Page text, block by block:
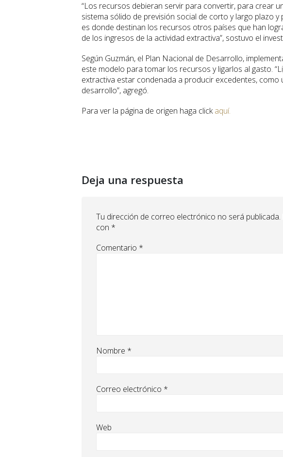
“Los recursos debieran servir para convertir, para crear
sistema sólido de previsión social de corto y largo plazo
es donde destinan los recursos otros países que han
de los ingresos de la actividad extractiva”, sostuvo el
Según Guzmán, el Plan Nacional de Desarrollo,
este modelo para tomar los recursos y ligarlos al gasto.
extractiva estar condenada a producir excedentes, como
desarrollo”, agregó.
Para ver la página de origen haga clickaquí.
Deja una respuesta
Tu dirección de correo electrónico no será publicada.
con *
Comentario *
Nombre *
Correo electrónico *
Web